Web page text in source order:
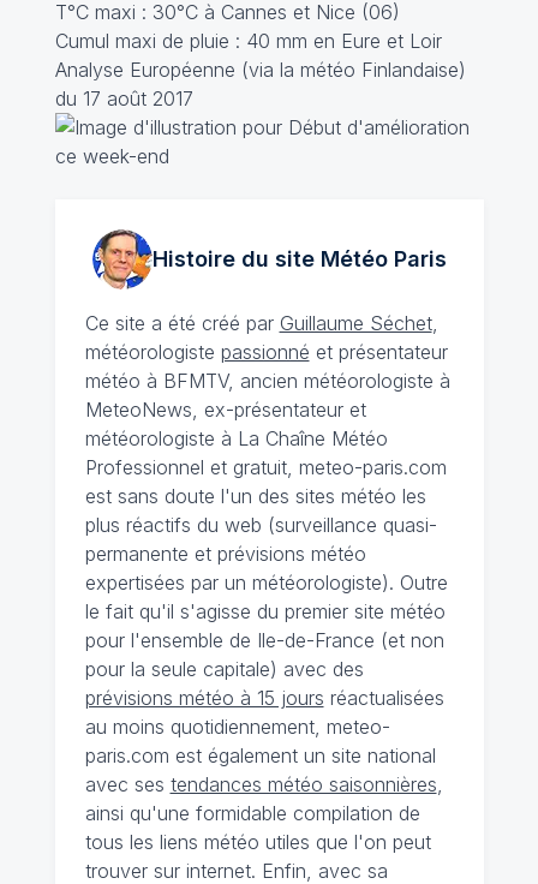
T°C maxi : 30°C à Cannes et Nice (06)
Cumul maxi de pluie : 40 mm en Eure et Loir
Analyse Européenne (via la météo Finlandaise)
du 17 août 2017
Histoire du site MétéoParis
Ce site a été créé par Guillaume Séchet,
météorologiste passionné et présentateur
météo à BFMTV, ancien météorologiste à
MeteoNews, ex-présentateur et
météorologiste à La Chaîne Météo
Professionnel et gratuit, meteo-paris.com
est sans doute l'un des sites météo les
plus réactifs du web (surveillance quasi-
permanente et prévisions météo
expertisées par un météorologiste). Outre
le fait qu'il s'agisse du premier site météo
pour l'ensemble de Ile-de-France (et non
pour la seule capitale) avec des
prévisions météo à 15 jours réactualisées
au moins quotidiennement, meteo-
paris.com est également un site national
avec ses tendances météo saisonnières,
ainsi qu'une formidable compilation de
tous les liens météo utiles que l'on peut
trouver sur internet. Enfin, avec sa